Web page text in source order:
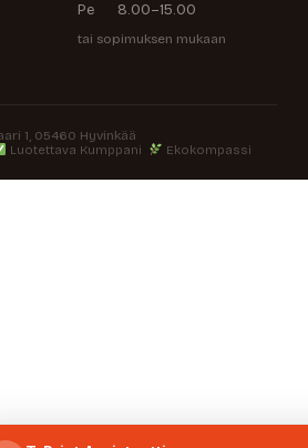
Pe 8.00–15.00
tai sopimuksen mukaan
1, 05460 Hyvinkää
Luotettava Kumppani Ekokompassi